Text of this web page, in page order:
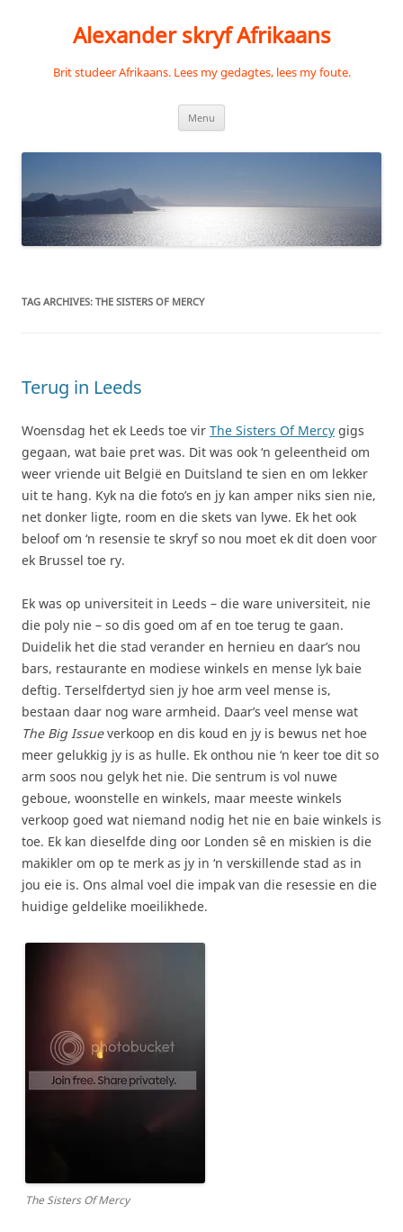
Alexander skryf Afrikaans
Brit studeer Afrikaans. Lees my gedagtes, lees my foute.
Menu
TAG ARCHIVES: THE SISTERS OF MERCY
Terug in Leeds
Woensdag het ek Leeds toe vir The Sisters Of Mercy gigs
gegaan, wat baie pret was. Dit was ook ‘n geleentheid om
weer vriende uit België en Duitsland te sien en om lekker
uit te hang. Kyk na die foto’s en jy kan amper niks sien nie,
net donker ligte, room en die skets van lywe. Ek het ook
beloof om ‘n resensie te skryf so nou moet ek dit doen voor
ek Brussel toe ry.
Ek was op universiteit in Leeds – die ware universiteit, nie
die poly nie – so dis goed om af en toe terug te gaan.
Duidelik het die stad verander en hernieu en daar’s nou
bars, restaurante en modiese winkels en mense lyk baie
deftig. Terselfdertyd sien jy hoe arm veel mense is,
bestaan daar nog ware armheid. Daar’s veel mense wat
The Big Issueverkoop en dis koud en jy is bewus net hoe
meer gelukkig jy is as hulle. Ek onthou nie ‘n keer toe dit so
arm soos nou gelyk het nie. Die sentrum is vol nuwe
geboue, woonstelle en winkels, maar meeste winkels
verkoop goed wat niemand nodig het nie en baie winkels is
toe. Ek kan dieselfde ding oor Londen sê en miskien is die
makikler om op te merk as jy in ‘n verskillende stad as in
jou eie is. Ons almal voel die impak van die resessie en die
huidige geldelike moeilikhede.
The Sisters Of Mercy